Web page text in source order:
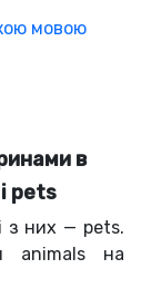
мовою
в
pets
з них — pets.
animals на